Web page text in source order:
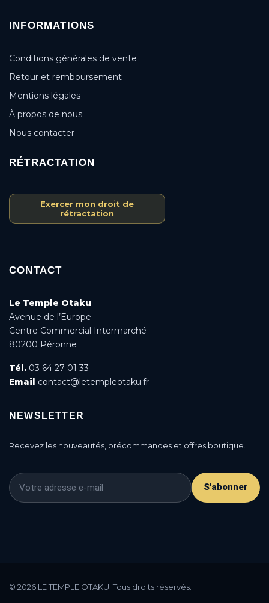
Module manager / AN Cookie Popup.
INFORMATIONS
Conditions générales de vente
Retour et remboursement
Mentions légales
À propos de nous
Nous contacter
RÉTRACTATION
Exercer mon droit de
rétractation
CONTACT
Le Temple Otaku
Avenue de l’Europe
Centre Commercial Intermarché
80200 Péronne
Tél. 03 64 27 01 33
Email contact@letempleotaku.fr
NEWSLETTER
Recevez les nouveautés, précommandes et offres boutique.
S'abonner
© 2026 LE TEMPLE OTAKU. Tous droits réservés.